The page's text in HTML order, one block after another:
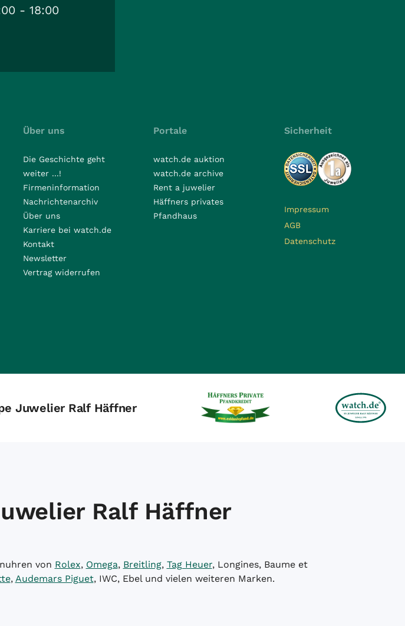
- 18:00
Über uns
Die Geschichte geht
weiter ...!
Firmeninformation
Nachrichtenarchiv
Über uns
Karriere bei watch.de
Kontakt
Newsletter
Vertrag widerrufen
Portale
watch.de auktion
watch.de archive
Rent a juwelier
Häffners privates
Pfandhaus
Sicherheit
Impressum
AGB
Datenschutz
Juwelier Ralf Häffner
Ralf Häffner
von Rolex, Omega, Breitling, Tag Heuer, Longines, Baume et
, Audemars Piguet, IWC, Ebel und vielen weiteren Marken.